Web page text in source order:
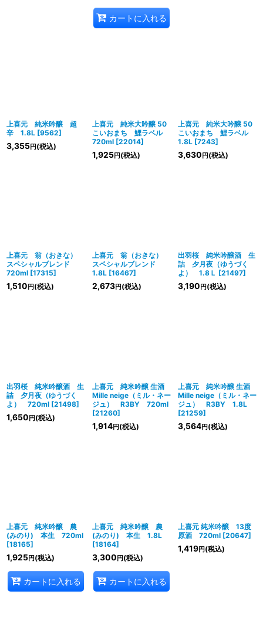
カートに入れる
上喜元 純米吟醸 超
辛 1.8L [9562]
3,355円 (税込)
上喜元 純米大吟醸 50
こいおまち 鯉ラベル
720ml [22014]
1,925円(税込)
上喜元 純米大吟醸 50
こいおまち 鯉ラベル
1.8L [7243]
3,630 円(税込)
上喜元 翁（おきな）
スペシャルブレンド
720ml [17315]
1,510 円 (税込)
上喜元 翁（おきな）
スペシャルブレンド
1.8L [16467]
2,673円(税込)
出羽桜 純米吟醸酒 生
詰 夕月夜（ゆうづく
よ） 1.8Ｌ [21497]
3,190 円(税込)
出羽桜 純米吟醸酒 生
詰 夕月夜（ゆうづく
よ） 720ml [21498]
1,650 円 (税込)
上喜元 純米吟醸 生酒
Mille neige（ミル・ネー
ジュ） R3BY 720ml
[21260]
1,914円(税込)
上喜元 純米吟醸 生酒
Mille neige（ミル・ネー
ジュ） R3BY 1.8L
[21259]
3,564円(税込)
上喜元 純米吟醸 農
(みのり) 本生 720ml
[18165]
1,925円 (税込)
カートに入れる
上喜元 純米吟醸 農
(みのり) 本生 1.8L
[18164]
3,300 円(税込)
カートに入れる
上喜元 純米吟醸 13度
原酒 720ml [20647]
1,419円(税込)